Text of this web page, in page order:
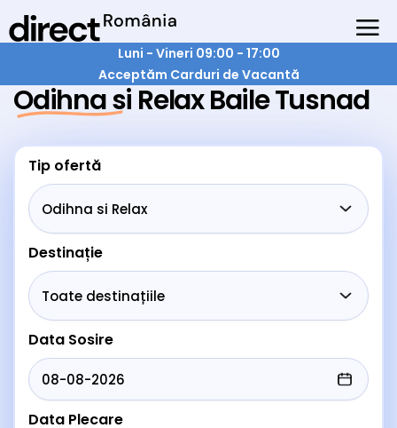
Luni - Vineri 09:00 - 17:00
Acceptăm Carduri de Vacantă
Odihna si Relax Baile Tusnad
Tip ofertă
Destinație
Data Sosire
Data Plecare